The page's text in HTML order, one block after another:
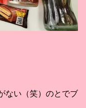
ない（笑）のとでブ